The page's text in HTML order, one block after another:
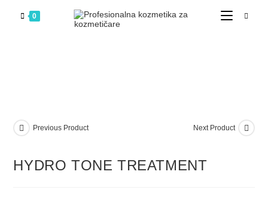
0
Previous Product Next Product
HYDRO TONE TREATMENT